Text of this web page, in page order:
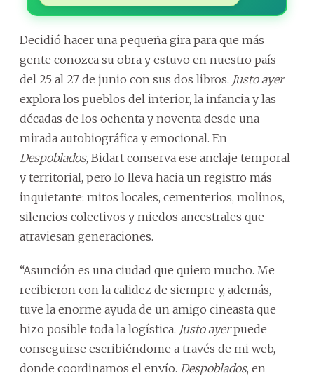
Decidió hacer una pequeña gira para que más
gente conozca su obra y estuvo en nuestro país
del 25 al 27 de junio con sus dos libros. Justo ayer
explora los pueblos del interior, la infancia y las
décadas de los ochenta y noventa desde una
mirada autobiográfica y emocional. En
Despoblados, Bidart conserva ese anclaje temporal
y territorial, pero lo lleva hacia un registro más
inquietante: mitos locales, cementerios, molinos,
silencios colectivos y miedos ancestrales que
atraviesan generaciones.
“Asunción es una ciudad que quiero mucho. Me
recibieron con la calidez de siempre y, además,
tuve la enorme ayuda de un amigo cineasta que
hizo posible toda la logística. Justo ayerpuede
conseguirse escribiéndome a través de mi web,
donde coordinamos el envío. Despoblados, en